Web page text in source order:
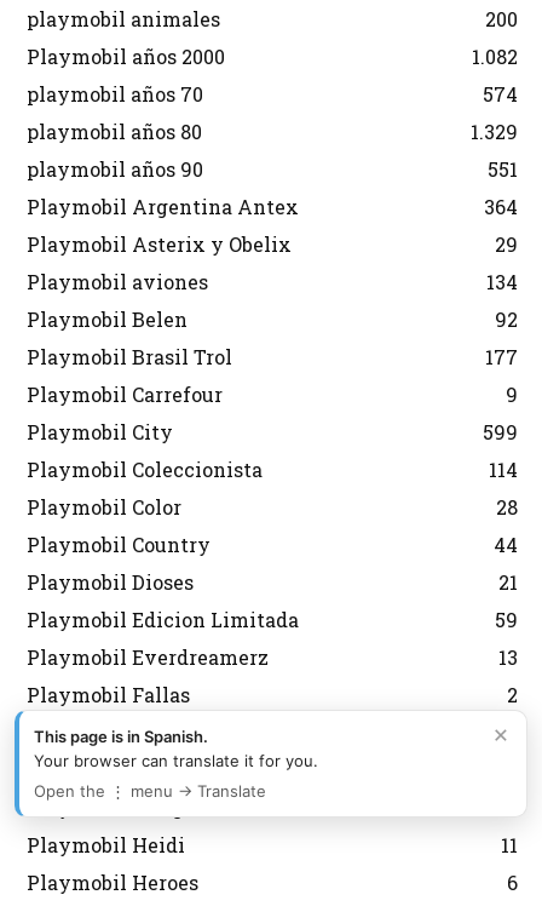
playmobil animales
200
Playmobil años 2000
1.082
playmobil años 70
574
playmobil años 80
1.329
playmobil años 90
551
Playmobil Argentina Antex
364
Playmobil Asterix y Obelix
29
Playmobil aviones
134
Playmobil Belen
92
Playmobil Brasil Trol
177
Playmobil Carrefour
9
Playmobil City
599
Playmobil Coleccionista
114
Playmobil Color
28
Playmobil Country
44
Playmobil Dioses
21
Playmobil Edicion Limitada
59
Playmobil Everdreamerz
13
Playmobil Fallas
2
Playmobil Fútbol
127
Playmobil Grecia Lyra
Playmobil Griegos
Playmobil Heidi
11
Playmobil Heroes
6
×
This page is in Spanish.
Your browser can translate it for you.
Open the ⋮ menu → Translate